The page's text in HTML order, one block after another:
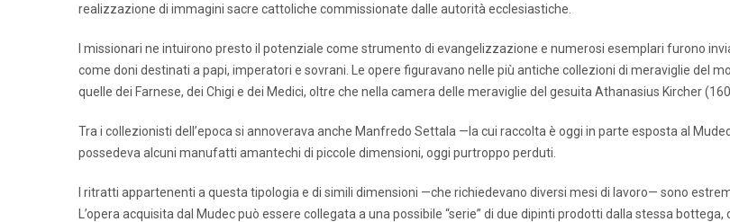
realizzazione di immagini sacre cattoliche commissionate dalle autorità ecclesiastiche.
I missionari ne intuirono presto il potenziale come strumento di evangelizzazione e numerosi esemplari furono
come doni destinati a papi, imperatori e sovrani. Le opere figuravano nelle più antiche collezioni di meraviglie del
quelle dei Farnese, dei Chigi e dei Medici, oltre che nella camera delle meraviglie del gesuita Athanasius Kircher
Tra i collezionisti dell’epoca si annoverava anche Manfredo Settala —la cui raccolta è oggi in parte esposta al
possedeva alcuni manufatti amantechi di piccole dimensioni, oggi purtroppo perduti.
I ritratti appartenenti a questa tipologia e di simili dimensioni —che richiedevano diversi mesi di lavoro— sono
L’opera acquisita dal Mudec può essere collegata a una possibile “serie” di due dipinti prodotti dalla stessa bottega,